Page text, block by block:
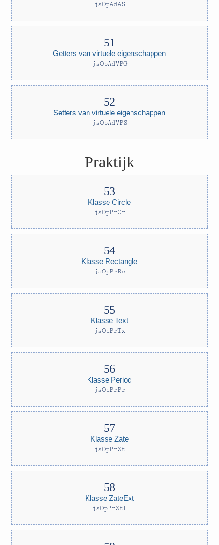
jsOpAdAS
Getters van virtuele eigenschappen
jsOpAdVPG
Setters van virtuele eigenschappen
jsOpAdVPS
Praktijk
Klasse Circle
jsOpPrCr
Klasse Rectangle
jsOpPrRc
Klasse Text
jsOpPrTx
Klasse Period
jsOpPrPr
Klasse Zate
jsOpPrZt
Klasse ZateExt
jsOpPrZtE